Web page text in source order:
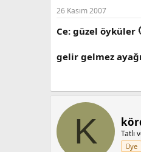
26 Kasım 2007
Ce: güzel öyküler
gelir gelmez
K Tatlı
Üye